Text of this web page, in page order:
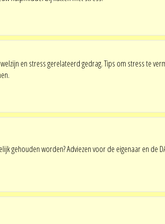
en stress gerelateerd gedrag. Tips om stress te
gehouden worden? Adviezen voor de eigenaar en de